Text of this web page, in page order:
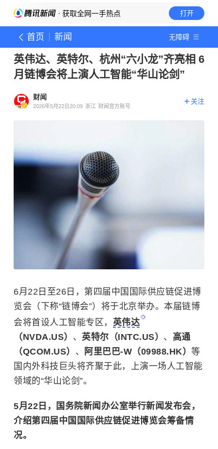
· 获取全网一手热点 打开
首页 新闻 无障碍
英伟达、英特尔、杭州“六小龙”齐亮相 6
月链博会将上演人工智能“华山论剑”
财闻
2026年5月22日20:09 浙江 财闻官方账号
关注
6月22日至26日，第四届中国国际供应链促进博
览会（下称“链博会”）将于北京举办。本届链博
会将首设人工智能专区， 英伟达
（NVDA.US） 、 英特尔（INTC.US） 、 高通
（QCOM.US） 、 阿里巴巴-W（09988.HK） 等
国内外科技巨头将齐聚于此，上演一场人工智能
领域的“华山论剑”。
5月22日，国务院新闻办公室举行新闻发布会，
介绍第四届中国国际供应链促进博览会筹备情
况。